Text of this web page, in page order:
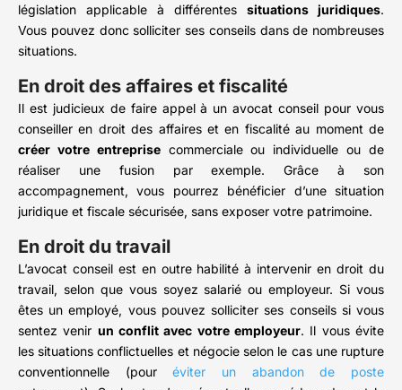
législation applicable à différentes situations juridiques.
Vous pouvez donc solliciter ses conseils dans de nombreuses
situations.
En droit des affaires et fiscalité
Il est judicieux de faire appel à un avocat conseil pour vous
conseiller en droit des affaires et en fiscalité au moment de
créer votre entreprisecommerciale ou individuelle ou de
réaliser une fusion par exemple. Grâce à son
accompagnement, vous pourrez bénéficier d’une situation
juridique et fiscale sécurisée, sans exposer votre patrimoine.
En droit du travail
L’avocat conseil est en outre habilité à intervenir en droit du
travail, selon que vous soyez salarié ou employeur. Si vous
êtes un employé, vous pouvez solliciter ses conseils si vous
sentez venir un conflit avec votre employeur. Il vous évite
les situations conflictuelles et négocie selon le cas une rupture
conventionnelle (pouréviter un abandon de poste